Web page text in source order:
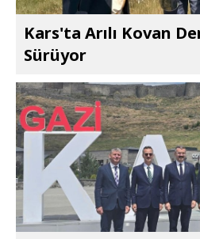
Kars'ta Arılı Kovan
Sürüyor